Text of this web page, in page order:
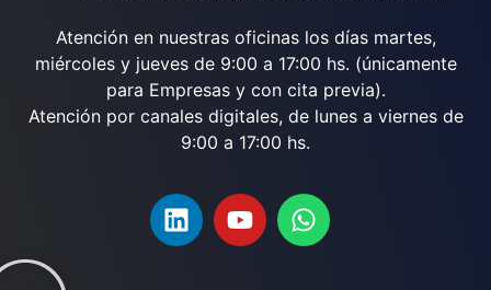
Atención en nuestras oficinas los días martes,
miércoles y jueves de 9:00 a 17:00 hs. (únicamente
para Empresas y con cita previa).
Atención por canales digitales, de lunes a viernes de
9:00 a 17:00 hs.